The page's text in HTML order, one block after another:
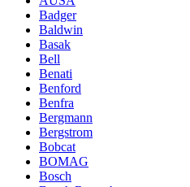
Badger
Baldwin
Basak
Bell
Benati
Benford
Benfra
Bergmann
Bergstrom
Bobcat
BOMAG
Bosch